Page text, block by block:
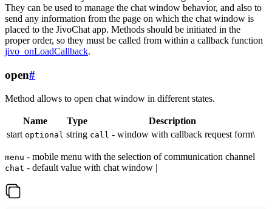
They can be used to manage the chat window behavior, and also to
send any information from the page on which the chat window is
placed to the JivoChat app. Methods should be initiated in the
proper order, so they must be called from within a callback function
jivo_onLoadCallback.
open#
Method allows to open chat window in different states.
Name Type
Description
start optional string call - window with callback request form\
menu - mobile menu with the selection of communication channel
chat - default value with chat window |